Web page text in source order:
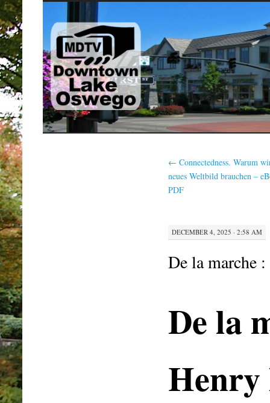
SKIP
TO
CONTENT
← Connectedness. Warum
neues Weltbild brauchen –
PDF
DECEMBER 4, 2025 · 2:58 AM
De la marche
De la
Henry